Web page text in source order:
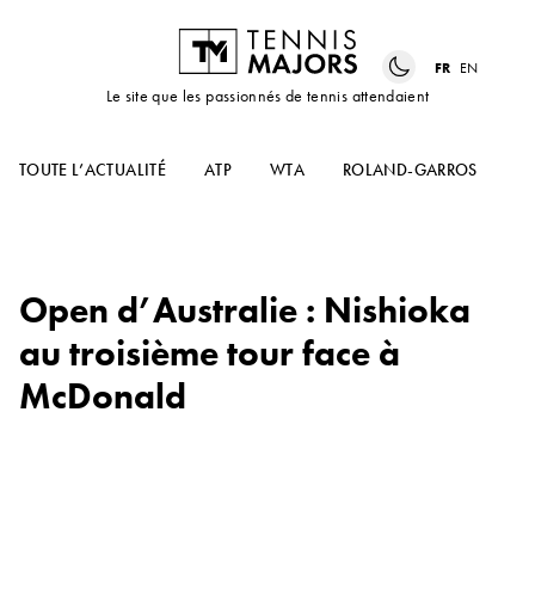
Le site que les passionnés de tennis attendaient
FR EN
TOUTE L’ACTUALITÉ ATP WTA ROLAND-GARROS
Open d’Australie : Nishioka
au troisième tour face à
McDonald